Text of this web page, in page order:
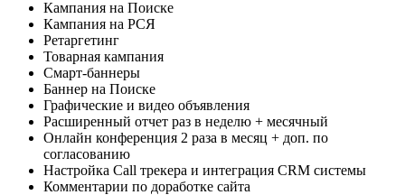
Кампания на Поиске
Кампания на РСЯ
Ретаргетинг
Товарная кампания
Смарт-баннеры
Баннер на Поиске
Графические и видео объявления
Расширенный отчет раз в неделю + месячный
Онлайн конференция 2 раза в месяц + доп. по
согласованию
Настройка Call трекера и интеграция CRM системы
Комментарии по доработке сайта